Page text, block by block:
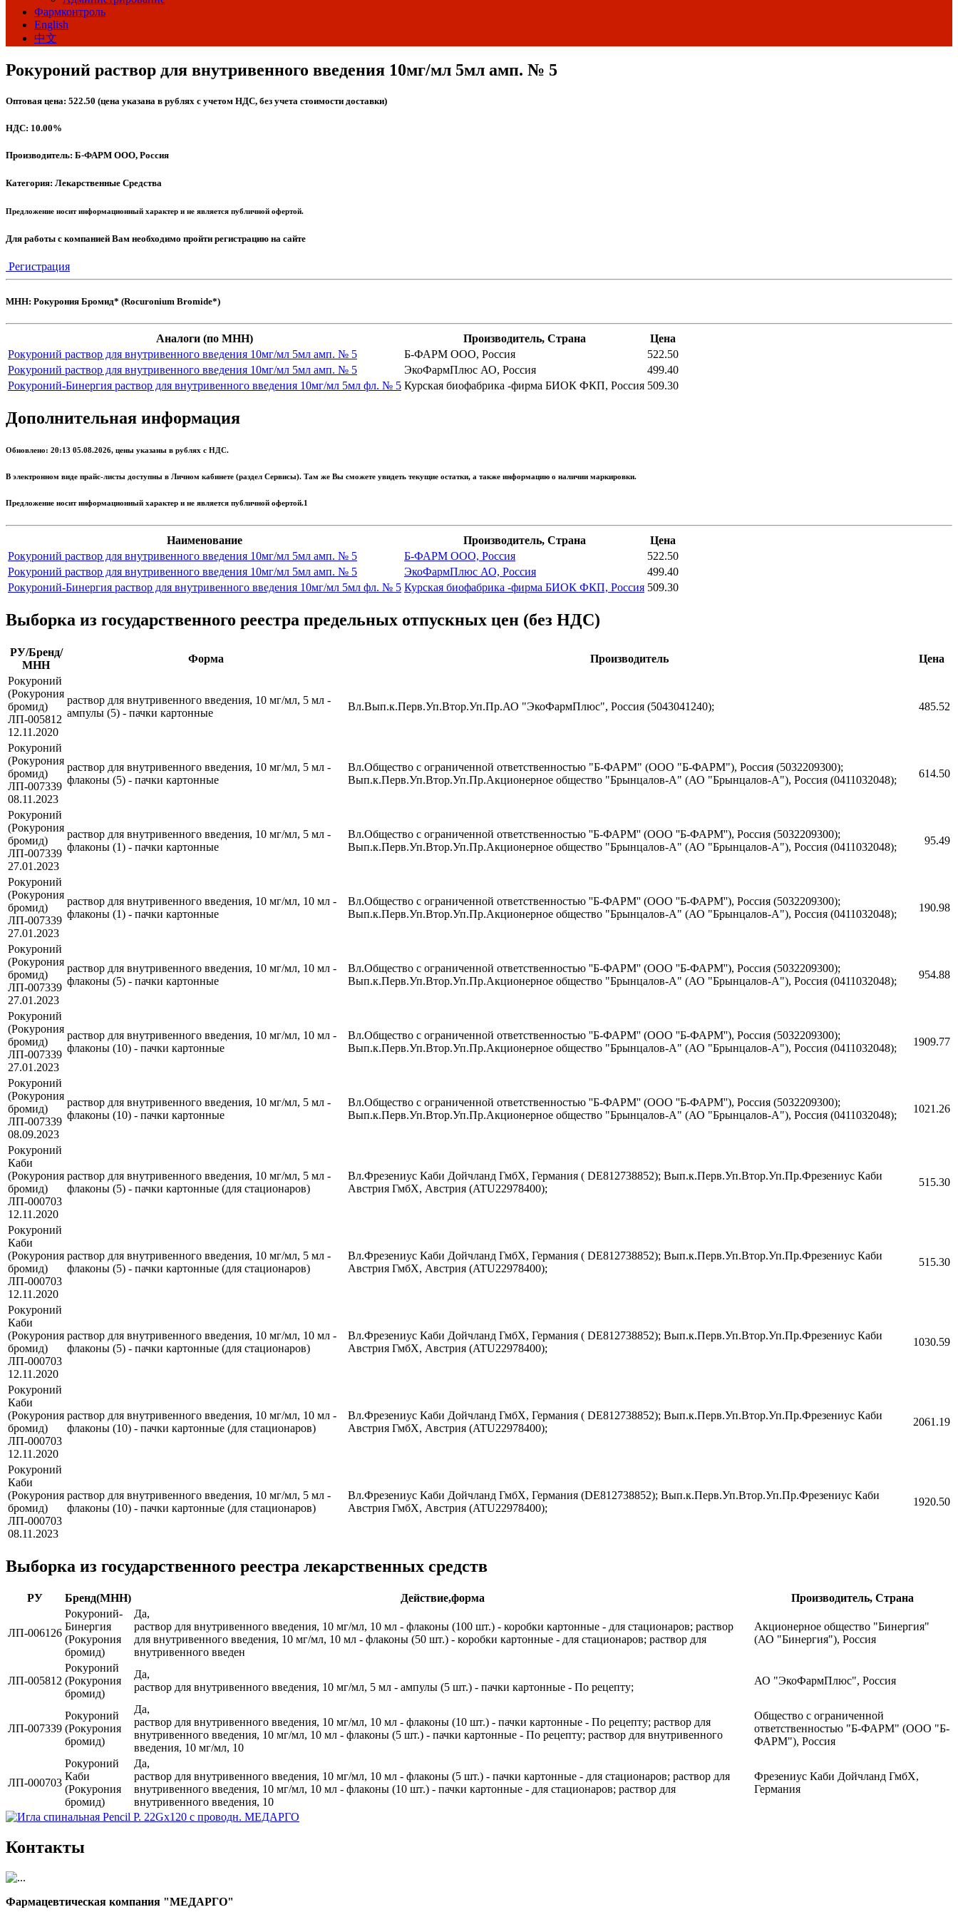
Фармконтроль
English
中文
Рокуроний раствор для внутривенного введения 10мг/мл 5мл амп. № 5
Оптовая цена: 522.50 (цена указана в рублях с учетом НДС, без учета стоимости доставки)
НДС: 10.00%
Производитель: Б-ФАРМ ООО, Россия
Категория: Лекарственные Средства
Предложение носит информационный характер и не является публичной офертой.
Для работы с компанией Вам необходимо пройти регистрацию на сайте
Регистрация
МНН: Рокурония Бромид* (Rocuronium Bromide*)
Аналоги (по МНН) Производитель, Страна
Цена
Рокуроний раствор для внутривенного введения 10мг/мл 5мл амп. № 5
Б-ФАРМ ООО, Россия
522.50
Рокуроний раствор для внутривенного введения 10мг/мл 5мл амп. № 5
ЭкоФармПлюс АО, Россия
499.40
Рокуроний-Бинергия раствор для внутривенного введения 10мг/мл 5мл фл. № 5 Курская биофабрика -фирма БИОК ФКП, Россия 509.30
Дополнительная информация
Обновлено: 20:13 05.08.2026, цены указаны в рублях с НДС.
В электронном виде прайс-листы доступны в Личном кабинете (раздел Сервисы). Там же Вы сможете увидеть текущие остатки, а также информацию о наличии маркировки.
Предложение носит информационный характер и не является публичной офертой.1
Наименование Производитель, Страна
Цена
Рокуроний раствор для внутривенного введения 10мг/мл 5мл амп. № 5
Б-ФАРМ ООО, Россия
522.50
Рокуроний раствор для внутривенного введения 10мг/мл 5мл амп. № 5
ЭкоФармПлюс АО, Россия
499.40
Рокуроний-Бинергия раствор для внутривенного введения 10мг/мл 5мл фл. № 5 Курская биофабрика -фирма БИОК ФКП, Россия 509.30
Выборка из государственного реестра предельных отпускных цен (без НДС)
РУ/Бренд/
МНН
Форма Производитель
Цена
Рокуроний
(Рокурония
бромид)
ЛП-005812
12.11.2020
раствор для внутривенного введения, 10 мг/мл, 5 мл -
ампулы (5) - пачки картонные
Вл.Вып.к.Перв.Уп.Втор.Уп.Пр.АО "ЭкоФармПлюс", Россия (5043041240); 485.52
Рокуроний
(Рокурония
бромид)
ЛП-007339
08.11.2023
раствор для внутривенного введения, 10 мг/мл, 5 мл -
флаконы (5) - пачки картонные
Вл.Общество с ограниченной ответственностью "Б-ФАРМ" (ООО "Б-ФАРМ"), Россия (5032209300);
Вып.к.Перв.Уп.Втор.Уп.Пр.Акционерное общество "Брынцалов-А" (АО "Брынцалов-А"), Россия (0411032048);
614.50
Рокуроний
(Рокурония
бромид)
ЛП-007339
27.01.2023
раствор для внутривенного введения, 10 мг/мл, 5 мл -
флаконы (1) - пачки картонные
Вл.Общество с ограниченной ответственностью ''Б-ФАРМ'' (ООО ''Б-ФАРМ''), Россия (5032209300);
Вып.к.Перв.Уп.Втор.Уп.Пр.Акционерное общество "Брынцалов-А" (АО "Брынцалов-А"), Россия (0411032048);
95.49
Рокуроний
(Рокурония
бромид)
ЛП-007339
27.01.2023
раствор для внутривенного введения, 10 мг/мл, 10 мл -
флаконы (1) - пачки картонные
Вл.Общество с ограниченной ответственностью ''Б-ФАРМ'' (ООО ''Б-ФАРМ''), Россия (5032209300);
Вып.к.Перв.Уп.Втор.Уп.Пр.Акционерное общество "Брынцалов-А" (АО "Брынцалов-А"), Россия (0411032048);
190.98
Рокуроний
(Рокурония
бромид)
ЛП-007339
27.01.2023
раствор для внутривенного введения, 10 мг/мл, 10 мл -
флаконы (5) - пачки картонные
Вл.Общество с ограниченной ответственностью ''Б-ФАРМ'' (ООО ''Б-ФАРМ''), Россия (5032209300);
Вып.к.Перв.Уп.Втор.Уп.Пр.Акционерное общество "Брынцалов-А" (АО "Брынцалов-А"), Россия (0411032048);
954.88
Рокуроний
(Рокурония
бромид)
ЛП-007339
27.01.2023
раствор для внутривенного введения, 10 мг/мл, 10 мл -
флаконы (10) - пачки картонные
Вл.Общество с ограниченной ответственностью ''Б-ФАРМ'' (ООО ''Б-ФАРМ''), Россия (5032209300);
Вып.к.Перв.Уп.Втор.Уп.Пр.Акционерное общество "Брынцалов-А" (АО "Брынцалов-А"), Россия (0411032048);
1909.77
Рокуроний
(Рокурония
бромид)
ЛП-007339
08.09.2023
раствор для внутривенного введения, 10 мг/мл, 5 мл -
флаконы (10) - пачки картонные
Вл.Общество с ограниченной ответственностью ''Б-ФАРМ'' (ООО ''Б-ФАРМ''), Россия (5032209300);
Вып.к.Перв.Уп.Втор.Уп.Пр.Акционерное общество "Брынцалов-А" (АО "Брынцалов-А"), Россия (0411032048);
1021.26
Рокуроний
Каби
(Рокурония
бромид)
ЛП-000703
12.11.2020
раствор для внутривенного введения, 10 мг/мл, 5 мл -
флаконы (5) - пачки картонные (для стационаров)
Вл.Фрезениус Каби Дойчланд ГмбХ, Германия ( DE812738852); Вып.к.Перв.Уп.Втор.Уп.Пр.Фрезениус Каби
Австрия ГмбХ, Австрия (ATU22978400);
515.30
Рокуроний
Каби
(Рокурония
бромид)
ЛП-000703
12.11.2020
раствор для внутривенного введения, 10 мг/мл, 5 мл -
флаконы (5) - пачки картонные (для стационаров)
Вл.Фрезениус Каби Дойчланд ГмбХ, Германия ( DE812738852); Вып.к.Перв.Уп.Втор.Уп.Пр.Фрезениус Каби
Австрия ГмбХ, Австрия (ATU22978400);
515.30
Рокуроний
Каби
(Рокурония
бромид)
ЛП-000703
12.11.2020
раствор для внутривенного введения, 10 мг/мл, 10 мл -
флаконы (5) - пачки картонные (для стационаров)
Вл.Фрезениус Каби Дойчланд ГмбХ, Германия ( DE812738852); Вып.к.Перв.Уп.Втор.Уп.Пр.Фрезениус Каби
Австрия ГмбХ, Австрия (ATU22978400);
1030.59
Рокуроний
Каби
(Рокурония
бромид)
ЛП-000703
12.11.2020
раствор для внутривенного введения, 10 мг/мл, 10 мл -
флаконы (10) - пачки картонные (для стационаров)
Вл.Фрезениус Каби Дойчланд ГмбХ, Германия ( DE812738852); Вып.к.Перв.Уп.Втор.Уп.Пр.Фрезениус Каби
Австрия ГмбХ, Австрия (ATU22978400);
2061.19
Рокуроний
Каби
(Рокурония
бромид)
ЛП-000703
08.11.2023
раствор для внутривенного введения, 10 мг/мл, 5 мл -
флаконы (10) - пачки картонные (для стационаров)
Вл.Фрезениус Каби Дойчланд ГмбХ, Германия (DE812738852); Вып.к.Перв.Уп.Втор.Уп.Пр.Фрезениус Каби
Австрия ГмбХ, Австрия (ATU22978400);
1920.50
Выборка из государственного реестра лекарственных средств
РУ Бренд(МНН) Действие,форма Производитель, Страна
ЛП-006126
Рокуроний-
Бинергия
(Рокурония
бромид)
Да,
раствор для внутривенного введения, 10 мг/мл, 10 мл - флаконы (100 шт.) - коробки картонные - для стационаров; раствор
для внутривенного введения, 10 мг/мл, 10 мл - флаконы (50 шт.) - коробки картонные - для стационаров; раствор для
внутривенного введен
Акционерное общество "Бинергия"
(АО "Бинергия"), Россия
ЛП-005812
Рокуроний
(Рокурония
бромид)
Да,
раствор для внутривенного введения, 10 мг/мл, 5 мл - ампулы (5 шт.) - пачки картонные - По рецепту;
АО "ЭкоФармПлюс", Россия
ЛП-007339
Рокуроний
(Рокурония
бромид)
Да,
раствор для внутривенного введения, 10 мг/мл, 10 мл - флаконы (10 шт.) - пачки картонные - По рецепту; раствор для
внутривенного введения, 10 мг/мл, 10 мл - флаконы (5 шт.) - пачки картонные - По рецепту; раствор для внутривенного
введения, 10 мг/мл, 10
Общество с ограниченной
ответственностью "Б-ФАРМ" (ООО "Б-
ФАРМ"), Россия
ЛП-000703
Рокуроний
Каби
(Рокурония
бромид)
Да,
раствор для внутривенного введения, 10 мг/мл, 10 мл - флаконы (5 шт.) - пачки картонные - для стационаров; раствор для
внутривенного введения, 10 мг/мл, 10 мл - флаконы (10 шт.) - пачки картонные - для стационаров; раствор для
внутривенного введения, 10
Фрезениус Каби Дойчланд ГмбХ,
Германия
Контакты
Фармацевтическая компания "МЕДАРГО"